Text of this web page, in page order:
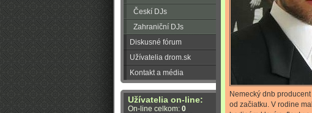
Českí DJs
Zahraniční DJs
Diskusné fórum
Užívatelia drom.sk
Kontakt a média
Užívatelia on-line:
On-line celkom: 0
Nemecký dnb
od začiatku. V rodine